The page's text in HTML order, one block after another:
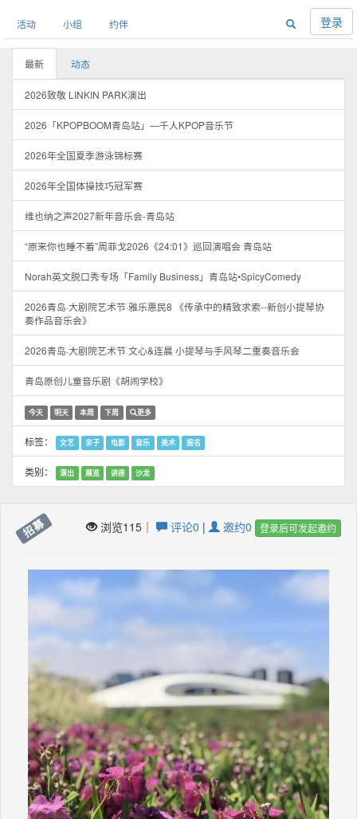
活动 小组 约伴 登录
最新 动态
2026致敬 LINKIN PARK演出
2026「KPOPBOOM青岛站」—千人KPOP音乐节
2026年全国夏季游泳锦标赛
2026年全国体操技巧冠军赛
维也纳之声2027新年音乐会-青岛站
“原来你也睡不着”周菲戈2026《24:01》巡回演唱会 青岛站
Norah英文脱口秀专场「Family Business」青岛站•SpicyComedy
2026青岛·大剧院艺术节·雅乐惠民8 《传承中的精致求索--新创小提琴协
奏作品音乐会》
2026青岛·大剧院艺术节 文心&连晨 小提琴与手风琴二重奏音乐会
青岛原创儿童音乐剧《胡闹学校》
今天 明天 本周 下周 更多
标签： 文艺 亲子 电影 音乐 美术 报名
类别： 演出 展览 讲座 沙龙
招募 浏览115｜ 评论0 | 邀约0 登录后可发起邀约